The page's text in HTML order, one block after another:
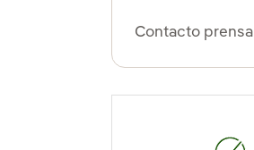
Contacto prensa